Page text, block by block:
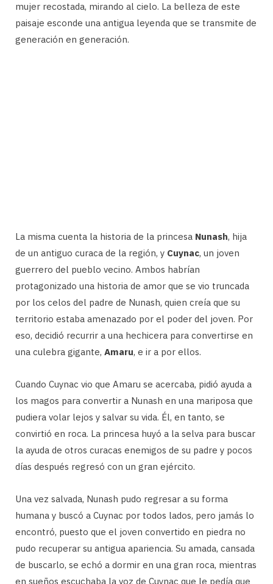
mujer recostada, mirando al cielo. La belleza de este
paisaje esconde una antigua leyenda que se transmite de
generación en generación.
La misma cuenta la historia de la princesa Nunash, hija
de un antiguo curaca de la región, y Cuynac, un joven
guerrero del pueblo vecino. Ambos habrían
protagonizado una historia de amor que se vio truncada
por los celos del padre de Nunash, quien creía que su
territorio estaba amenazado por el poder del joven. Por
eso, decidió recurrir a una hechicera para convertirse en
una culebra gigante, Amaru, e ir a por ellos.
Cuando Cuynac vio que Amaru se acercaba, pidió ayuda a
los magos para convertir a Nunash en una mariposa que
pudiera volar lejos y salvar su vida. Él, en tanto, se
convirtió en roca. La princesa huyó a la selva para buscar
la ayuda de otros curacas enemigos de su padre y pocos
días después regresó con un gran ejército.
Una vez salvada, Nunash pudo regresar a su forma
humana y buscó a Cuynac por todos lados, pero jamás lo
encontró, puesto que el joven convertido en piedra no
pudo recuperar su antigua apariencia. Su amada, cansada
de buscarlo, se echó a dormir en una gran roca, mientras
en sueños escuchaba la voz de Cuynac que le pedía que